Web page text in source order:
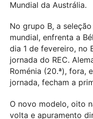
Mundial da Austrália.
No grupo B, a
mundial, enfrenta a
dia 1 de fevereiro, no
jornada do REC.
Roménia (20.ª), fora,
jornada, fecham a
O novo modelo, oito
volta e apuramento